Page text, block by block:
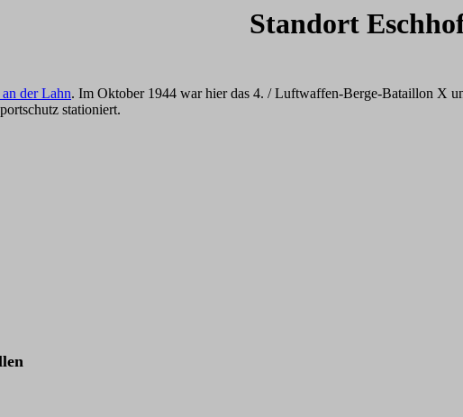
Standort
der Lahn. Im Oktober 1944 war hier das 4. / Luftwaffen-Berge-Bataillon X
stationiert.